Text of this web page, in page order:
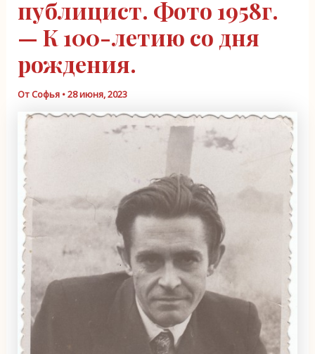
публицист. Фото 1958г.
— К 100-летию со дня
рождения.
ОтСофья •28 июня, 2023